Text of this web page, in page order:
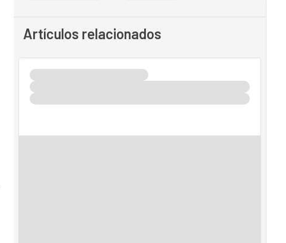
Artículos relacionados